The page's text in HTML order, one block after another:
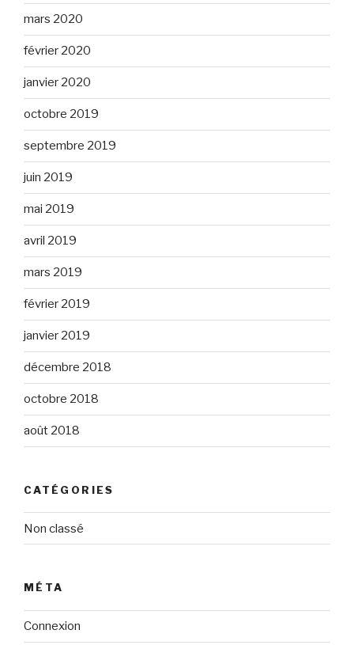
mars 2020
février 2020
janvier 2020
octobre 2019
septembre 2019
juin 2019
mai 2019
avril 2019
mars 2019
février 2019
janvier 2019
décembre 2018
octobre 2018
août 2018
CATÉGORIES
Non classé
MÉTA
Connexion